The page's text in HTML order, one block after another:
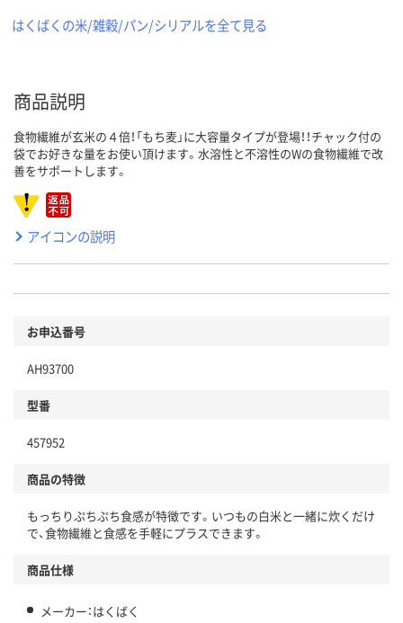
はくばくの米/雑穀/パン/シリアルを全て見る
商品説明
食物繊維が玄米の４倍！「もち麦」に大容量タイプが登場！！チャック付の
袋でお好きな量をお使い頂けます。水溶性と不溶性のWの食物繊維で改
善をサポートします。
アイコンの説明
お申込番号
AH93700
型番
457952
商品の特徴
もっちりぷちぷち食感が特徴です。いつもの白米と一緒に炊くだけ
で、食物繊維と食感を手軽にプラスできます。
商品仕様
メーカー：はくばく